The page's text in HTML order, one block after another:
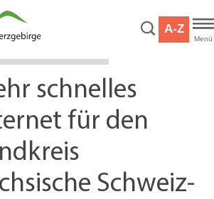
A-Z
Menü
schnelles
für den
Schweiz-